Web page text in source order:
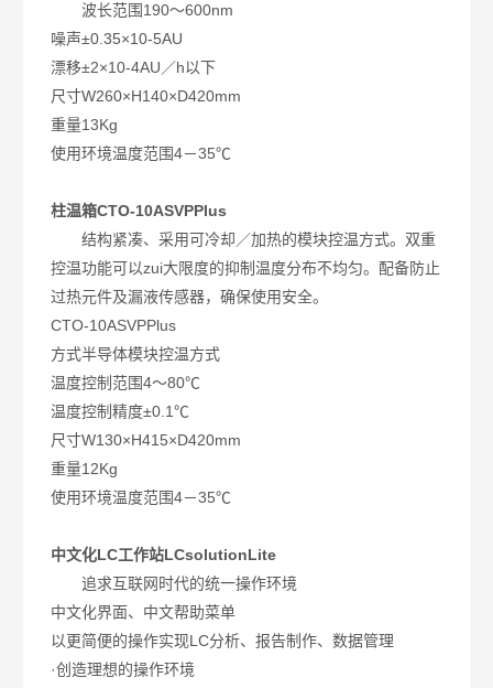
波长范围190～600nm
噪声±0.35×10-5AU
漂移±2×10-4AU／h以下
尺寸W260×H140×D420mm
重量13Kg
使用环境温度范围4－35℃
柱温箱CTO-10ASVPPlus
结构紧凑、采用可冷却／加热的模块控温方式。双重
控温功能可以zui大限度的抑制温度分布不均匀。配备防止
过热元件及漏液传感器，确保使用安全。
CTO-10ASVPPlus
方式半导体模块控温方式
温度控制范围4～80℃
温度控制精度±0.1℃
尺寸W130×H415×D420mm
重量12Kg
使用环境温度范围4－35℃
中文化LC工作站LCsolutionLite
追求互联网时代的统一操作环境
中文化界面、中文帮助菜单
以更简便的操作实现LC分析、报告制作、数据管理
·创造理想的操作环境